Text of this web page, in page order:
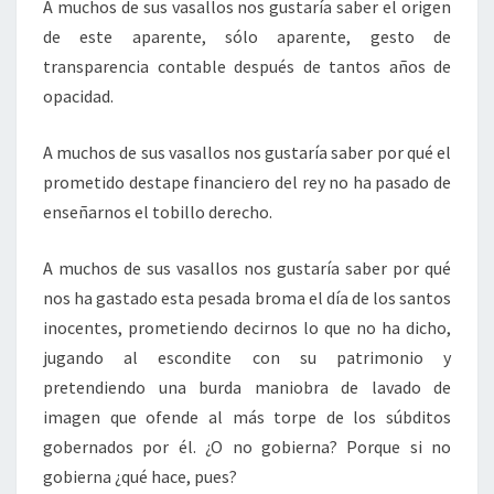
A muchos de sus vasallos nos gustaría saber el origen
de este aparente, sólo aparente, gesto de
transparencia contable después de tantos años de
opacidad.
A muchos de sus vasallos nos gustaría saber por qué el
prometido destape financiero del rey no ha pasado de
enseñarnos el tobillo derecho.
A muchos de sus vasallos nos gustaría saber por qué
nos ha gastado esta pesada broma el día de los santos
inocentes, prometiendo decirnos lo que no ha dicho,
jugando al escondite con su patrimonio y
pretendiendo una burda maniobra de lavado de
imagen que ofende al más torpe de los súbditos
gobernados por él. ¿O no gobierna? Porque si no
gobierna ¿qué hace, pues?